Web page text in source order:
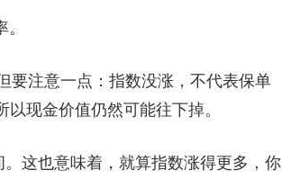
。
注意一点： 指数没涨，不代表保单
以现金价值仍然可能往下掉。
。这也意味着，就算指数涨得更多，你